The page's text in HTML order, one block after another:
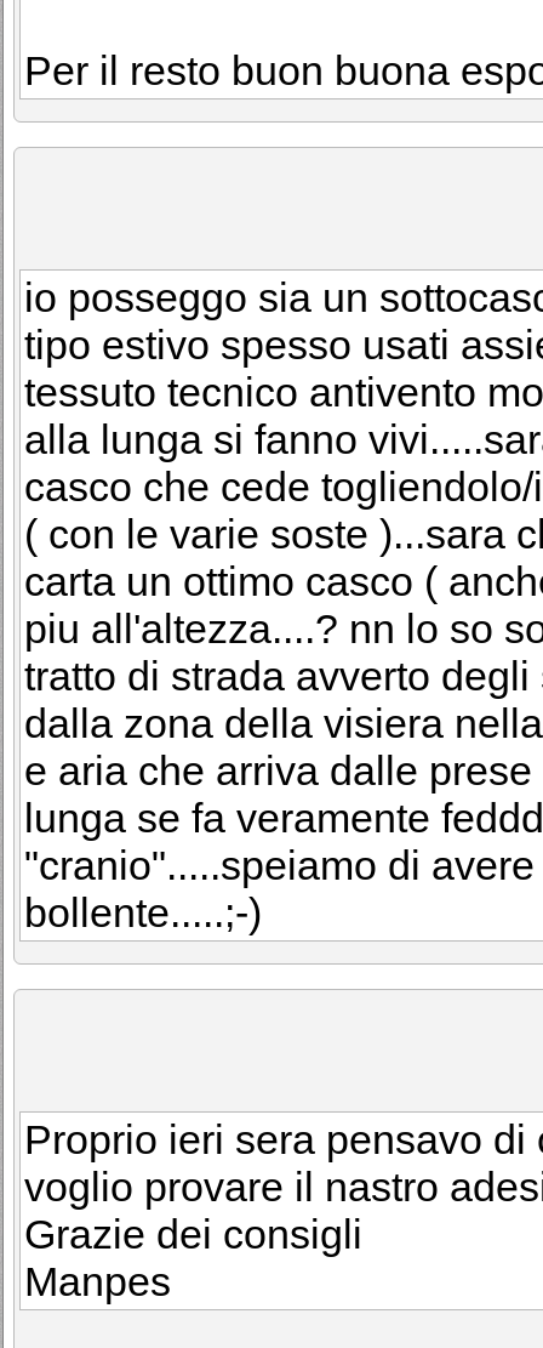
Per il resto buon buona
io posseggo sia un
tipo estivo spesso usati
tessuto tecnico antivento
alla lunga si fanno
casco che cede
( con le varie soste )...sara
carta un ottimo casco (
piu all'altezza....? nn lo so
tratto di strada avverto
dalla zona della visiera
e aria che arriva dalle
lunga se fa veramente
"cranio".....speiamo di
bollente.....;-)
Proprio ieri sera pensavo
voglio provare il nastro
Grazie dei consigli
Manpes